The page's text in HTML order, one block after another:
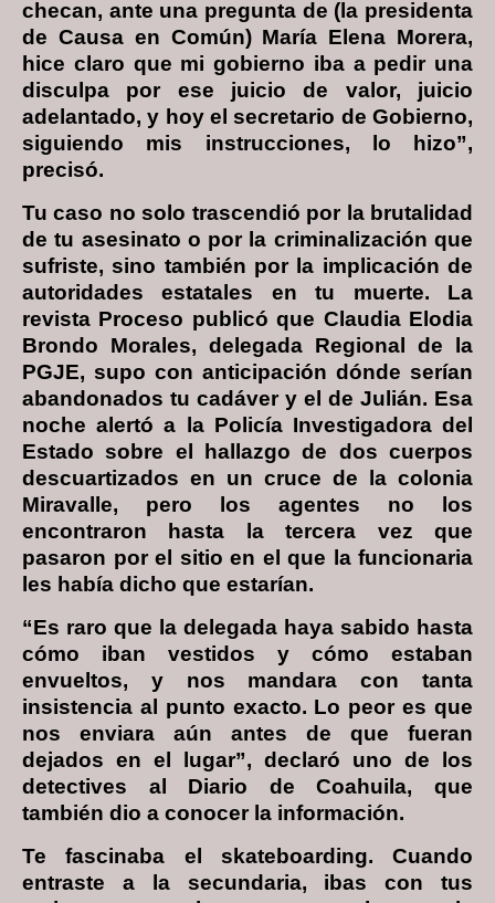
checan, ante una pregunta de (la presidenta
de Causa en Común) María Elena Morera,
hice claro que mi gobierno iba a pedir una
disculpa por ese juicio de valor, juicio
adelantado, y hoy el secretario de Gobierno,
siguiendo mis instrucciones, lo hizo”,
precisó.
Tu caso no solo trascendió por la brutalidad
de tu asesinato o por la criminalización que
sufriste, sino también por la implicación de
autoridades estatales en tu muerte. La
revista Proceso publicó que Claudia Elodia
Brondo Morales, delegada Regional de la
PGJE, supo con anticipación dónde serían
abandonados tu cadáver y el de Julián. Esa
noche alertó a la Policía Investigadora del
Estado sobre el hallazgo de dos cuerpos
descuartizados en un cruce de la colonia
Miravalle, pero los agentes no los
encontraron hasta la tercera vez que
pasaron por el sitio en el que la funcionaria
les había dicho que estarían.
“Es raro que la delegada haya sabido hasta
cómo iban vestidos y cómo estaban
envueltos, y nos mandara con tanta
insistencia al punto exacto. Lo peor es que
nos enviara aún antes de que fueran
dejados en el lugar”, declaró uno de los
detectives al Diario de Coahuila, que
también dio a conocer la información.
Te fascinaba el skateboarding. Cuando
entraste a la secundaria, ibas con tus